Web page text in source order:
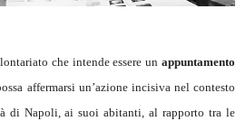
che intende essere un appuntamento
affermarsi un’azione incisiva nel contesto
di Napoli, ai suoi abitanti, al rapporto tra le